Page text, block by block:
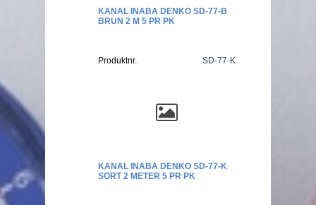
KANAL INABA DENKO SD-77-B
BRUN 2 M 5 PR PK
Produktnr. SD-77-K
KANAL INABA DENKO SD-77-K
SORT 2 METER 5 PR PK